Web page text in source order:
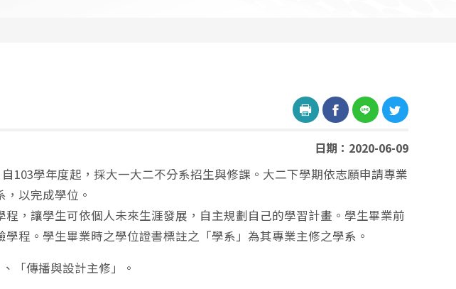
日期：2020-06-09
學年度起，採大一大二不分系招生與修課。大二下學期依志願申請專業
以完成學位。
讓學生可依個人未來生涯發展，自主規劃自己的學習計畫。學生畢業前
程。學生畢業時之學位證書標註之「學系」為其專業主修之學系。
「傳播與設計主修」。